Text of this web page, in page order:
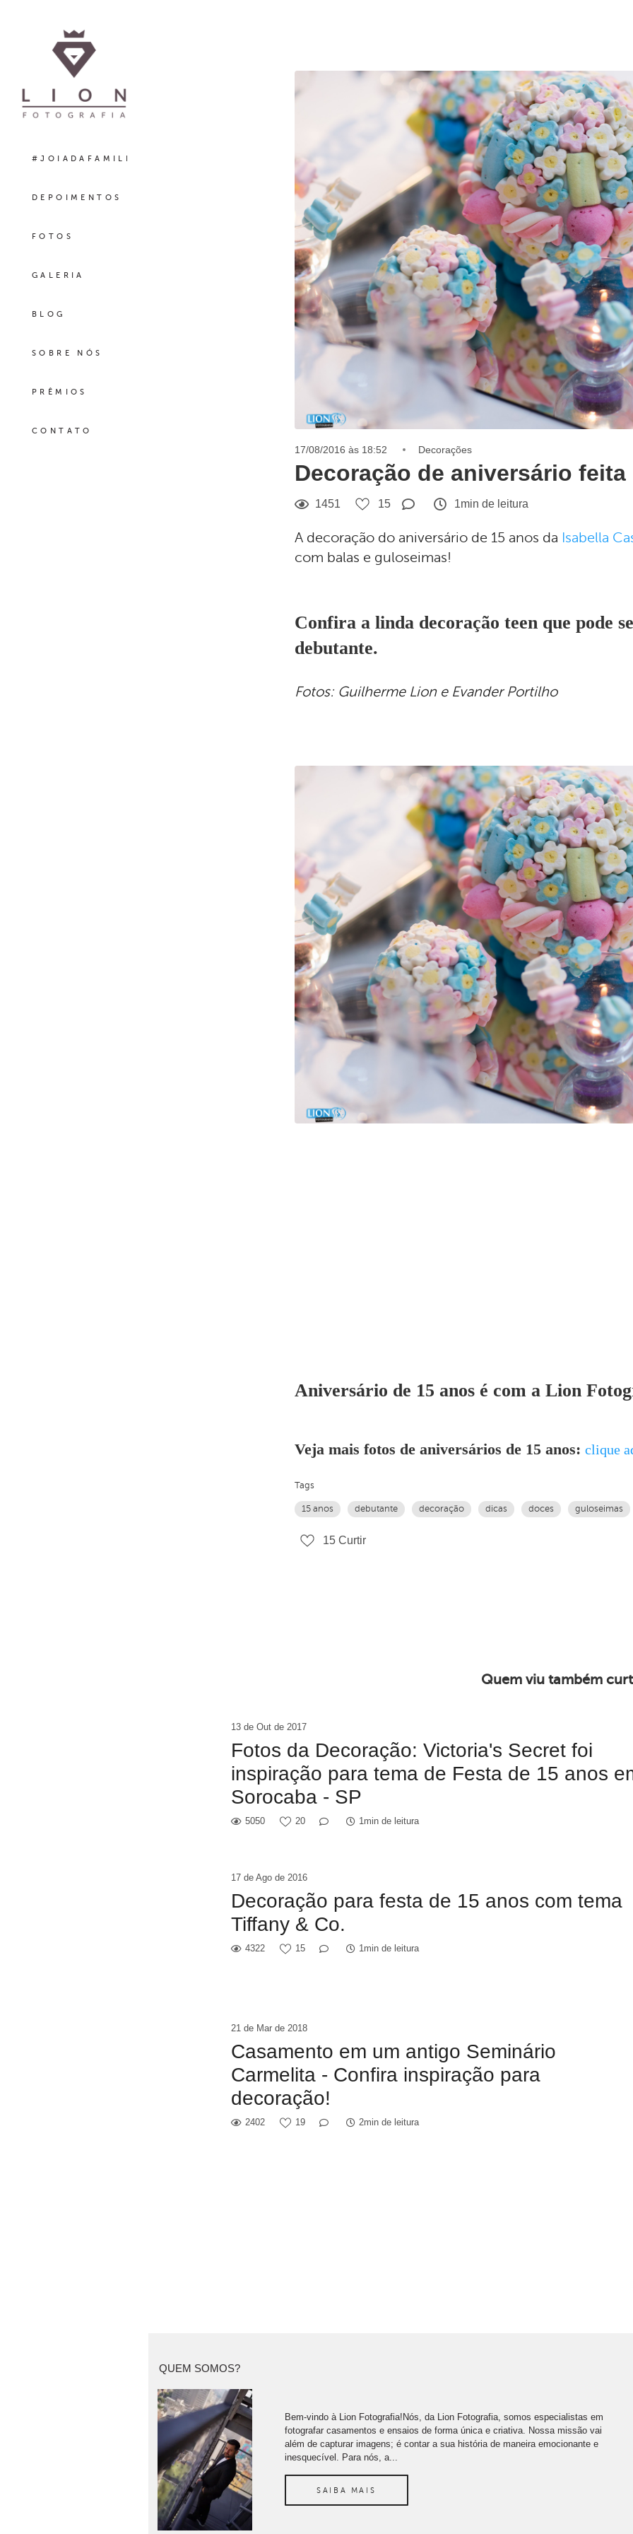
#JOIADAFAMILIA
DEPOIMENTOS
FOTOS
GALERIA
BLOG
SOBRE NÓS
PRÊMIOS
CONTATO
17/08/2016 às 18:52 Decorações
Decoração de aniversário
1451 15 1min de leitura
A decoração do aniversário de 15 anos da Isabella
com balas e guloseimas!
Confira a linda decoração teen que pode
debutante.
Fotos: Guilherme Lion e Evander Portilho
Aniversário de 15 anos é com a Lion
Veja mais fotos de aniversários de 15 anos: clique
Tags
15 anos debutante decoração dicas doces guloseimas
15 Curtir
Quem viu também
13 de Out de 2017
Fotos da Decoração: Victoria's Secret foi
inspiração para tema de Festa de 15 anos
Sorocaba - SP
5050 20 1min de leitura
17 de Ago de 2016
Decoração para festa de 15 anos com tema
Tiffany & Co.
4322 15 1min de leitura
21 de Mar de 2018
Casamento em um antigo Seminário
Carmelita - Confira inspiração para
decoração!
2402 19 2min de leitura
QUEM SOMOS?
Bem-vindo à Lion Fotografia!Nós, da Lion Fotografia, somos especialistas em
fotografar casamentos e ensaios de forma única e criativa. Nossa missão vai
além de capturar imagens; é contar a sua história de maneira emocionante e
inesquecível. Para nós, a...
SAIBA MAIS